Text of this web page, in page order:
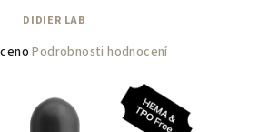
DIDIER LAB
Podrobnosti hodnocení